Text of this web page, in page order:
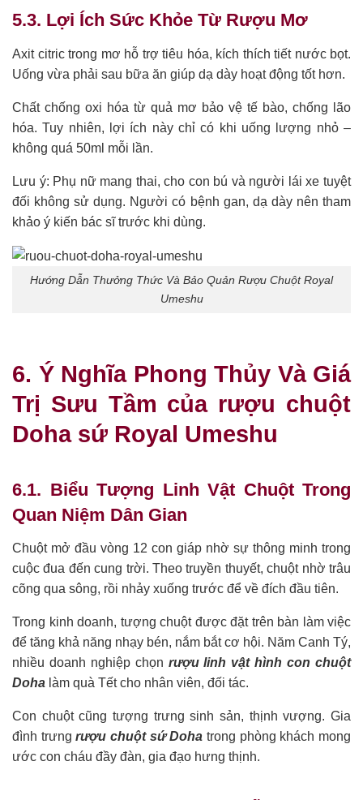
5.3. Lợi Ích Sức Khỏe Từ Rượu Mơ
Axit citric trong mơ hỗ trợ tiêu hóa, kích thích tiết nước bọt.
Uống vừa phải sau bữa ăn giúp dạ dày hoạt động tốt hơn.
Chất chống oxi hóa từ quả mơ bảo vệ tế bào, chống lão
hóa. Tuy nhiên, lợi ích này chỉ có khi uống lượng nhỏ –
không quá 50ml mỗi lần.
Lưu ý: Phụ nữ mang thai, cho con bú và người lái xe tuyệt
đối không sử dụng. Người có bệnh gan, dạ dày nên tham
khảo ý kiến bác sĩ trước khi dùng.
Hướng Dẫn Thưởng Thức Và Bảo Quản Rượu Chuột Royal
Umeshu
6. Ý Nghĩa Phong Thủy Và Giá
Trị Sưu Tầm của rượu chuột
Doha sứ Royal Umeshu
6.1. Biểu Tượng Linh Vật Chuột Trong
Quan Niệm Dân Gian
Chuột mở đầu vòng 12 con giáp nhờ sự thông minh trong
cuộc đua đến cung trời. Theo truyền thuyết, chuột nhờ trâu
cõng qua sông, rồi nhảy xuống trước để về đích đầu tiên.
Trong kinh doanh, tượng chuột được đặt trên bàn làm việc
để tăng khả năng nhạy bén, nắm bắt cơ hội. Năm Canh Tý,
nhiều doanh nghiệp chọn rượu linh vật hình con chuột
Doha làm quà Tết cho nhân viên, đối tác.
Con chuột cũng tượng trưng sinh sản, thịnh vượng. Gia
đình trưngrượu chuột sứ Doha trong phòng khách mong
ước con cháu đầy đàn, gia đạo hưng thịnh.